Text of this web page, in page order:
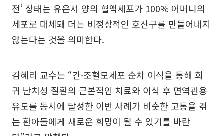
전’ 상태는 유은서 양의 혈액세포가 100% 어머니의
세포로 대체돼 더는 비정상적인 호산구를 만들어내지
않는다는 것을 의미한다.
김혜리 교수는 “간·조혈모세포 순차 이식을 통해 희
귀 난치성 질환의 근본적인 치료와 이식 후 면역관용
유도를 동시에 달성한 이번 사례가 비슷한 고통을 겪
는 환아들에게 새로운 희망이 될 수 있기를 바란